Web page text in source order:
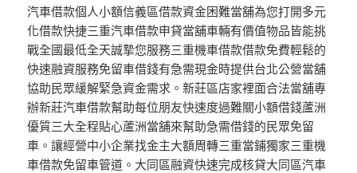
汽車借款個人小額信義區借款資金困難當舖為您打開多元
化借款快捷三重汽車借款申貸當舖車輛有價值物品皆能挑
戰全國最低全天誠摯您服務三重機車借款借款免費輕鬆的
快速融資服務免留車借錢有急需現金時提供台北公營當舖
協助民眾緩解緊急資金需求。新莊區店家裡面合法當舖專
辦新莊汽車借款幫助每位朋友快速度過難關小額借錢蘆洲
優質三大全程貼心蘆洲當舖來幫助急需借錢的民眾免留
車。讓經營中小企業找金主大額周轉三重當鋪獨家三重機
車借款免留車管道。大同區融資快速完成核貸大同區汽車